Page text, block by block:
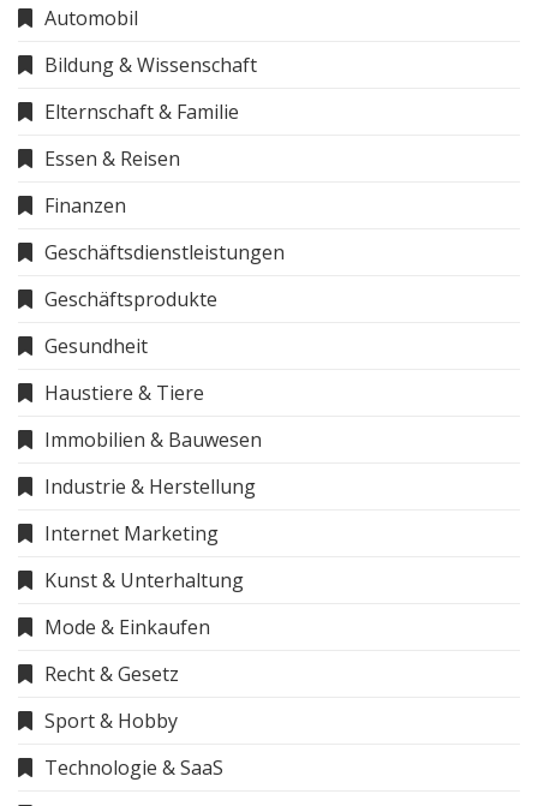
Automobil
Bildung & Wissenschaft
Elternschaft & Familie
Essen & Reisen
Finanzen
Geschäftsdienstleistungen
Geschäftsprodukte
Gesundheit
Haustiere & Tiere
Immobilien & Bauwesen
Industrie & Herstellung
Internet Marketing
Kunst & Unterhaltung
Mode & Einkaufen
Recht & Gesetz
Sport & Hobby
Technologie & SaaS